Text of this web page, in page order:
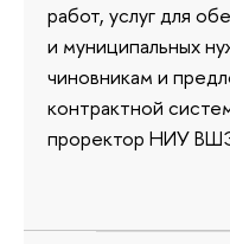
работ, услуг для
и муниципальных
чиновникам и
контрактной
проректор НИУ